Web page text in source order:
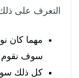
التعرف على
مهما كان
سوف نقوم
كل ذلك